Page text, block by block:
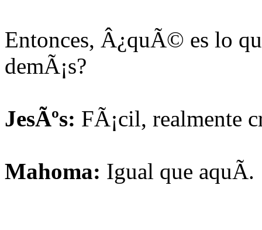
Entonces, Â¿quÃ© es lo
demÃ¡s?
JesÃºs: FÃ¡cil, realmente
Mahoma: Igual que aquÃ­.